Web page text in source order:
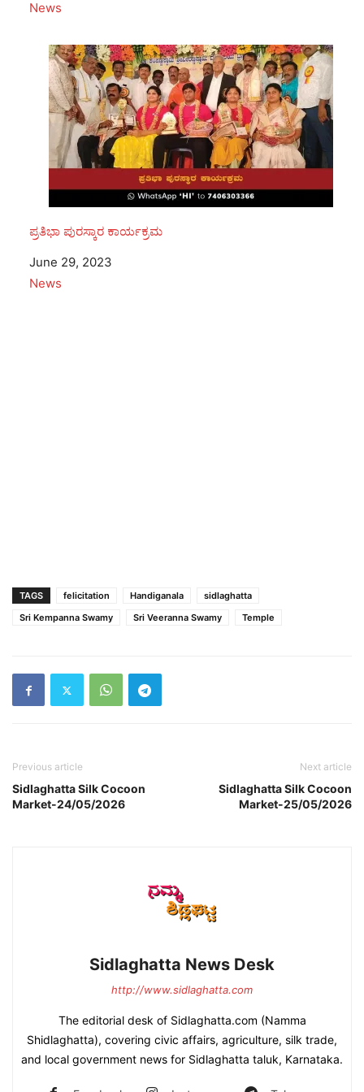
In relation to
News
ಪ್ರತಿಭಾ ಪುರಸ್ಕಾರ ಕಾರ್ಯಕ್ರಮ
Date
June 29, 2023
In relation to
News
TAGS felicitation Handiganala
sidlaghatta
Sri Kempanna Swamy
Sri Veeranna Swamy Temple
Previous article
Sidlaghatta Silk Cocoon
Market-24/05/2026
Next article
Sidlaghatta Silk Cocoon
Market-25/05/2026
Sidlaghatta News Desk
http://www.sidlaghatta.com
The editorial desk of Sidlaghatta.com (Namma
Shidlaghatta), covering civic affairs, agriculture, silk trade,
and local government news for Sidlaghatta taluk, Karnataka.